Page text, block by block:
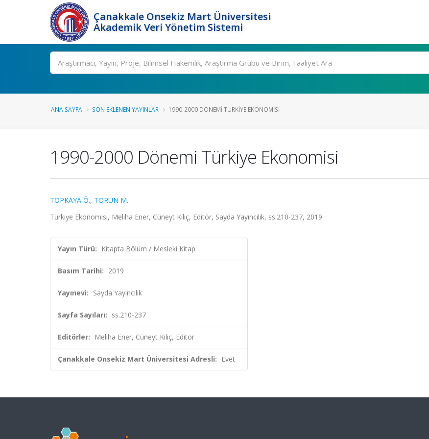
Çanakkale Onsekiz Mart Üniversitesi
Akademik Veri Yönetim Sistemi
Ara
ANA SAYFA SON EKLENEN YAYINLAR 1990-2000 DÖNEMI TÜRKIYE EKONOMISI
1990-2000 Dönemi Türkiye Ekonomisi
TOPKAYA Ö., TORUN M.
Türkiye Ekonomisi, Meliha Ener, Cüneyt Kılıç, Editör, Sayda Yayıncılık, ss.210-237, 2019
Yayın Türü: Kitapta Bölüm / Mesleki Kitap
Basım Tarihi: 2019
Yayınevi: Sayda Yayıncılık
Sayfa Sayıları: ss.210-237
Editörler: Meliha Ener, Cüneyt Kılıç, Editör
Çanakkale Onsekiz Mart Üniversitesi Adresli: Evet